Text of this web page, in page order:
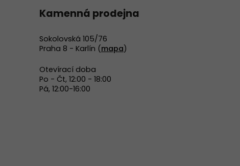
Kamenná prodejna
Sokolovská 105/76
Praha 8 - Karlín (mapa)
Otevírací doba
Po - Čt, 12:00 - 18:00
Pá, 12:00-16:00